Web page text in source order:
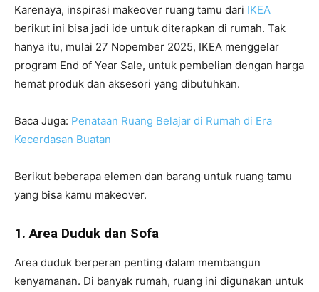
Karenaya, inspirasi makeover ruang tamu dari IKEA
berikut ini bisa jadi ide untuk diterapkan di rumah. Tak
hanya itu, mulai 27 Nopember 2025, IKEA menggelar
program End of Year Sale, untuk pembelian dengan harga
hemat produk dan aksesori yang dibutuhkan.
Baca Juga: Penataan Ruang Belajar di Rumah di Era
Kecerdasan Buatan
Berikut beberapa elemen dan barang untuk ruang tamu
yang bisa kamu makeover.
1. Area Duduk dan Sofa
Area duduk berperan penting dalam membangun
kenyamanan. Di banyak rumah, ruang ini digunakan untuk